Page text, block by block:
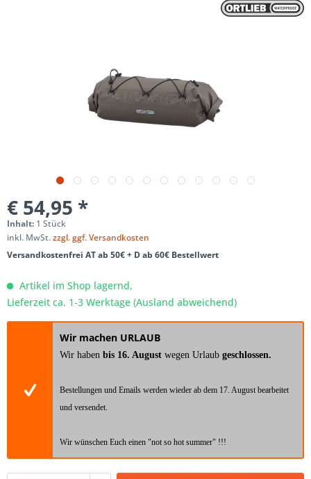
€ 54,95 *
Inhalt: 1 Stück
inkl. MwSt.zzgl. ggf. Versandkosten
Versandkostenfrei AT ab 50€ + D ab 60€ Bestellwert
Artikel im Shop lagernd,
Lieferzeit ca. 1-3 Werktage (Ausland abweichend)
Wir machen URLAUB
Wir haben bis 16. August wegen Urlaub geschlossen.
Bestellungen und Emails werden wieder ab dem 17. August bearbeitet
und versendet.
Wir wünschen Euch einen "not so hot summer" !!!